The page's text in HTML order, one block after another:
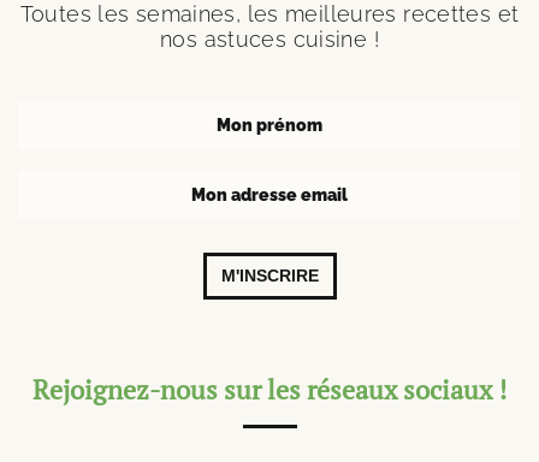
Toutes les semaines, les meilleures recettes et
nos astuces cuisine !
M'INSCRIRE
Rejoignez-nous sur les réseaux sociaux !